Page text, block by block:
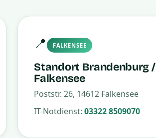
📍 FALKENSEE
Standort Brandenburg /
Falkensee
Poststr. 26, 14612 Falkensee
IT-Notdienst:03322 8509070